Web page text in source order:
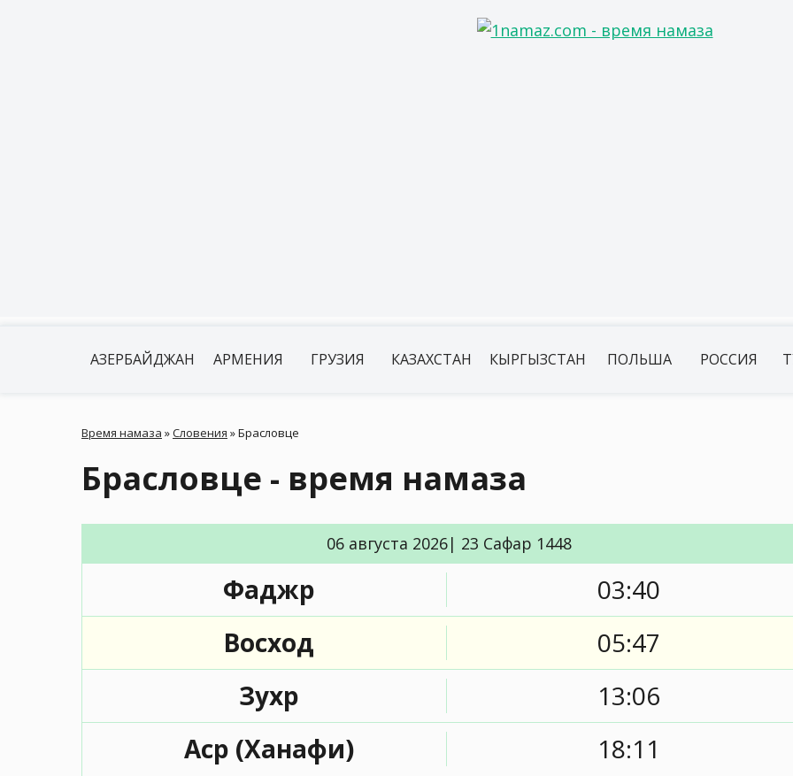
АЗЕРБАЙДЖАН АРМЕНИЯ ГРУЗИЯ КАЗАХСТАН КЫРГЫЗСТАН ПОЛЬША РОССИЯ
Время намаза »Словения »Брасловце
Брасловце - время намаза
06 августа 2026| 23 Сафар 1448
Фаджр
03:40
Восход
05:47
Зухр
13:06
Аср (Ханафи)
18:11